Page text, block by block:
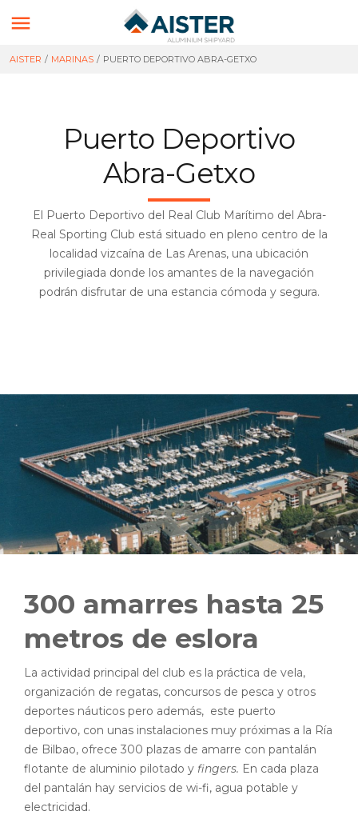

AISTER / MARINAS / PUERTO DEPORTIVO ABRA-GETXO
Puerto Deportivo
Abra-Getxo
El Puerto Deportivo del Real Club Marítimo del Abra-
Real Sporting Club está situado en pleno centro de la
localidad vizcaína de Las Arenas, una ubicación
privilegiada donde los amantes de la navegación
podrán disfrutar de una estancia cómoda y segura.
300 amarres hasta 25
metros de eslora
La actividad principal del club es la práctica de vela,
organización de regatas, concursos de pesca y otros
deportes náuticos pero además, este puerto
deportivo, con unas instalaciones muy próximas a la Ría
de Bilbao, ofrece 300 plazas de amarre con pantalán
flotante de aluminio pilotado y fingers. En cada plaza
del pantalán hay servicios de wi-fi, agua potable y
electricidad.